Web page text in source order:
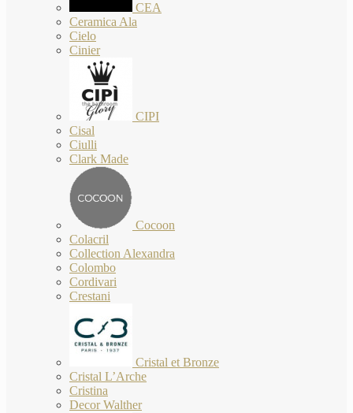
CEA
Ceramica Ala
Cielo
Cinier
CIPI
Cisal
Ciulli
Clark Made
Cocoon
Colacril
Collection Alexandra
Colombo
Cordivari
Crestani
Cristal et Bronze
Cristal L’Arche
Cristina
Decor Walther